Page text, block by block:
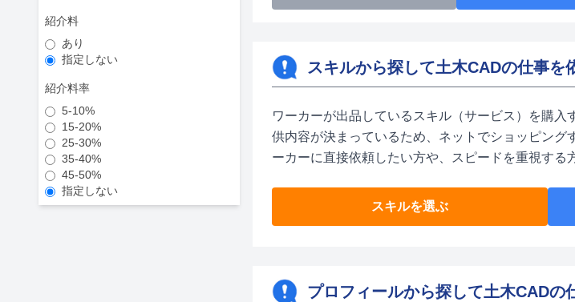
紹介料
あり
指定しない
紹介料率
5-10%
15-20%
25-30%
35-40%
45-50%
指定しない
スキルから探して土木CADの仕事を
ワーカーが出品しているスキル（サービス）を購
供内容が決まっているため、ネットでショッピング
ーカーに直接依頼したい方や、スピードを重視する
スキルを選ぶ
プロフィールから探して土木CADの